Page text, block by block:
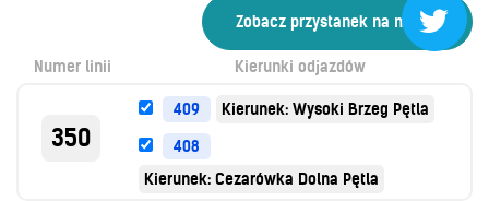

Regulamin przewozów
Honorowanie biletów ZK„KM”
Kontrola biletów
Automaty biletowe
Sprzedaż biletów u kierowców
Jaworznicka Karta Miejska
Open Payment System
Numer linii Kierunki odjazdów
350
409
Kierunek: Wysoki Brzeg Pętla
408
Kierunek: Cezarówka Dolna Pętla